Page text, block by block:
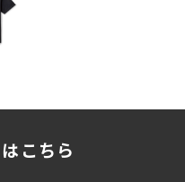
こちら